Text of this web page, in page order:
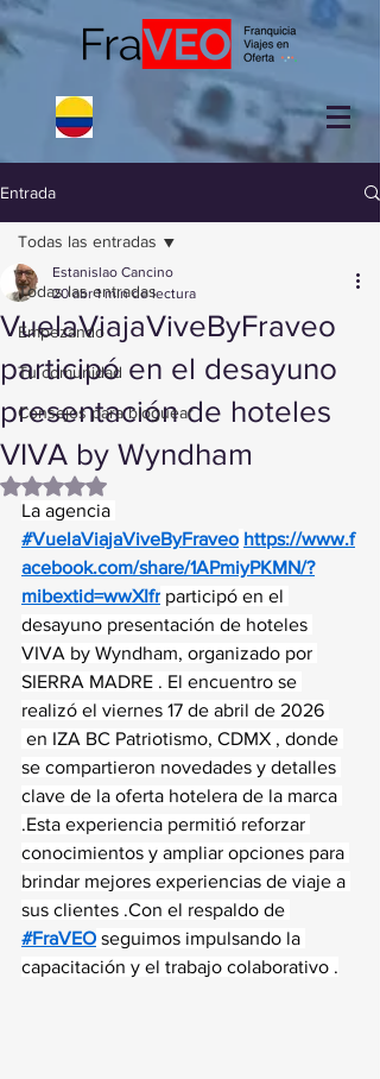
Entrada
Todas las entradas
Empezando
Tu comunidad
Consejos para bloguear
Todas las entradas
VuelaViajaViveByFraveo
participó en el desayuno
presentación de hoteles
VIVA by Wyndham
Estanislao Cancino
20 abr 1 min de lectura
Obtuvo NaN de 5 estrellas.
La agencia
#VuelaViajaViveByFraveo https://www.f
acebook.com/share/1APmiyPKMN/?
mibextid=wwXIfr participó en el
desayuno presentación de hoteles
VIVA by Wyndham, organizado por
SIERRA MADRE . El encuentro se
realizó el viernes 17 de abril de 2026
en IZA BC Patriotismo, CDMX , donde
se compartieron novedades y detalles
clave de la oferta hotelera de la marca
.Esta experiencia permitió reforzar
conocimientos y ampliar opciones para
brindar mejores experiencias de viaje a
sus clientes .Con el respaldo de
#FraVEO seguimos impulsando la
capacitación y el trabajo colaborativo .